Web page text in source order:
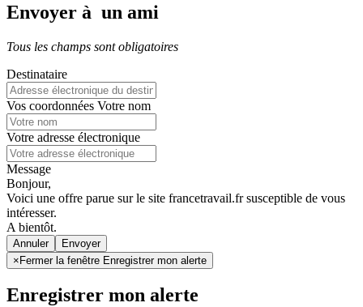
Envoyer à un ami
Tous les champs sont obligatoires
Destinataire
Vos coordonnées Votre nom
Votre adresse électronique
Message
Bonjour,
Voici une offre parue sur le site francetravail.fr susceptible de vous
intéresser.
A bientôt.
Annuler
×Fermer la fenêtre Enregistrer mon alerte
Enregistrer mon alerte